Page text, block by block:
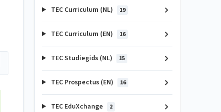
TEC Curriculum (NL) 19
TEC Curriculum (EN) 16
TEC Studiegids (NL) 15
TEC Prospectus (EN) 16
TEC EduXchange 2